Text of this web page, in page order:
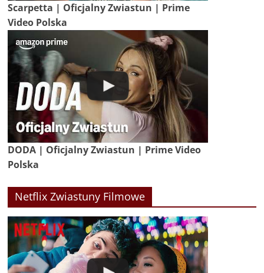
Scarpetta | Oficjalny Zwiastun | Prime
Video Polska
DODA | Oficjalny Zwiastun | Prime Video
Polska
Netflix Zwiastuny Filmowe